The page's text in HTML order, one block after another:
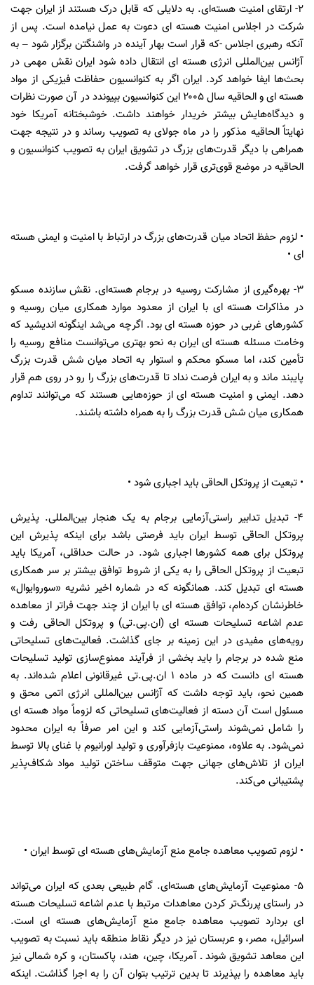
۲- ارتقای امنیت هسته‌ای. به دلایلی که قابل درک هستند از ایران جهت
شرکت در اجلاس امنیت هسته ای دعوت به عمل نیامده است. پس از
آنکه رهبری اجلاس -که قرار است بهار آینده در واشنگتن برگزار شود – به
آژانس بین‌المللی انرژی هسته ای انتقال داده شود ایران نقش مهمی در
بحث‌ها ایفا خواهد کرد. ایران اگر به کنوانسیون حفاظت فیزیکی از مواد
هسته ای و الحاقیه سال ۲۰۰۵ این کنوانسیون بپیوندد در آن صورت نظرات
و دیدگاه‌هایش بیشتر خریدار خواهند داشت. خوشبختانه آمریکا خود
نهایتاً الحاقیه مذکور را در ماه جولای به تصویب رساند و در نتیجه جهت
همراهی با دیگر قدرت‌های بزرگ در تشویق ایران به تصویب کنوانسیون و
الحاقیه در موضع قوی‌تری قرار خواهد گرفت.
• لزوم حفظ اتحاد میان قدرت‌های بزرگ در ارتباط با امنیت و ایمنی هسته
ای •
۳- بهره‌گیری از مشارکت روسیه در برجام هسته‌ای. نقش سازنده مسکو
در مذاکرات هسته ای با ایران از معدود موارد همکاری میان روسیه و
کشورهای غربی در حوزه هسته ای بود. اگرچه می‌شد اینگونه اندیشید که
وخامت مسئله هسته ای ایران به نحو بهتری می‌توانست منافع روسیه را
تأمین کند، اما مسکو محکم و استوار به اتحاد میان شش قدرت بزرگ
پایبند ماند و به ایران فرصت نداد تا قدرت‌های بزرگ را رو در روی هم قرار
دهد. ایمنی و امنیت هسته ای از حوزه‌هایی هستند که می‌توانند تداوم
همکاری میان شش قدرت بزرگ را به همراه داشته باشند.
• تبعیت از پروتکل الحاقی باید اجباری شود •
۴- تبدیل تدابیر راستی‌آزمایی برجام به یک هنجار بین‌المللی. پذیرش
پروتکل الحاقی توسط ایران باید فرصتی باشد برای اینکه پذیرش این
پروتکل برای همه کشورها اجباری شود. در حالت حداقلی، آمریکا باید
تبعیت از پروتکل الحاقی را به یکی از شروط توافق بیشتر بر سر همکاری
هسته ای تبدیل کند. همانگونه که در شماره اخیر نشریه «سوروایوال»
خاطرنشان کرده‌ام، توافق هسته ای با ایران از چند جهت فراتر از معاهده
عدم اشاعه تسلیحات هسته ای (ان.پی.تی) و پروتکل الحاقی رفت و
رویه‌های مفیدی در این زمینه بر جای گذاشت. فعالیت‌های تسلیحاتی
منع شده در برجام را باید بخشی از فرآیند ممنوع‌سازی تولید تسلیحات
هسته ای دانست که در ماده ۱ ان.پی.تی غیرقانونی اعلام شده‌اند. به
همین نحو، باید توجه داشت که آژانس بین‌المللی انرژی اتمی محق و
مسئول است آن دسته از فعالیت‌های تسلیحاتی که لزوماً مواد هسته ای
را شامل نمی‌شوند راستی‌آزمایی کند و این امر صرفاً به ایران محدود
نمی‌شود. به علاوه، ممنوعیت بازفرآوری و تولید اورانیوم با غنای بالا توسط
ایران از تلاش‌های جهانی جهت متوقف ساختن تولید مواد شکاف‌پذیر
پشتیبانی می‌کند.
• لزوم تصویب معاهده جامع منع آزمایش‌های هسته ای توسط ایران •
۵- ممنوعیت آزمایش‌های هسته‌ای. گام طبیعی بعدی که ایران می‌تواند
در راستای پررنگ‌تر کردن معاهدات مرتبط با عدم اشاعه تسلیحات هسته
ای بردارد تصویب معاهده جامع منع آزمایش‌های هسته ای است.
اسرائیل، مصر، و عربستان نیز در دیگر نقاط منطقه باید نسبت به تصویب
این معاهد تشویق شوند ـ آمریکا، چین، هند، پاکستان، و کره شمالی نیز
باید معاهده را بپذیرند تا بدین ترتیب بتوان آن را به اجرا گذاشت. اینکه